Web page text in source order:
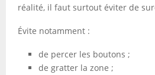
réalité, il faut surtout éviter de
Évite notamment :
de percer les boutons ;
de gratter la zone ;